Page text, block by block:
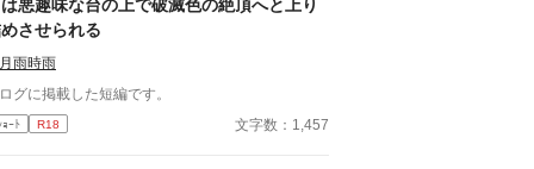
悪趣味な台の上で破滅色の絶頂へと上り
させられる
雨時雨
グに掲載した短編です。
ｮｰﾄ R18 文字数：1,457